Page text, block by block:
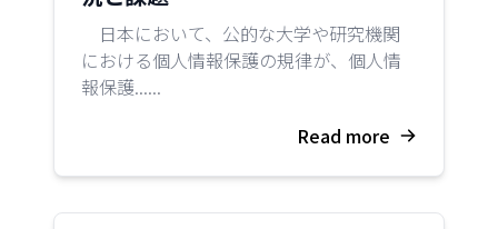
日本において、公的な大学や研究機関
における個人情報保護の規律が、個人情
報保護......
Read more